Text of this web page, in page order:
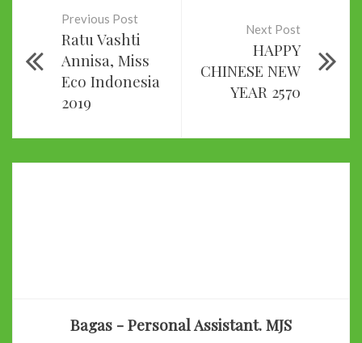
Previous Post
Ratu Vashti
Annisa, Miss
Eco Indonesia
2019
Next Post
HAPPY
CHINESE NEW
YEAR 2570
Bagas - Personal Assistant. MJS